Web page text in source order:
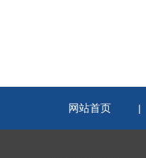
网站首页 |